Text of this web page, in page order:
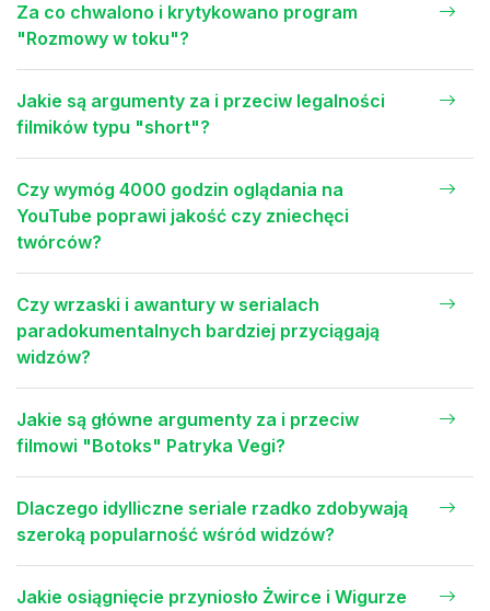
Za co chwalono i krytykowano program
"Rozmowy w toku"?
Jakie są argumenty za i przeciw legalności
filmików typu "short"?
Czy wymóg 4000 godzin oglądania na
YouTube poprawi jakość czy zniechęci
twórców?
Czy wrzaski i awantury w serialach
paradokumentalnych bardziej przyciągają
widzów?
Jakie są główne argumenty za i przeciw
filmowi "Botoks" Patryka Vegi?
Dlaczego idylliczne seriale rzadko zdobywają
szeroką popularność wśród widzów?
Jakie osiągnięcie przyniosło Żwirce i Wigurze